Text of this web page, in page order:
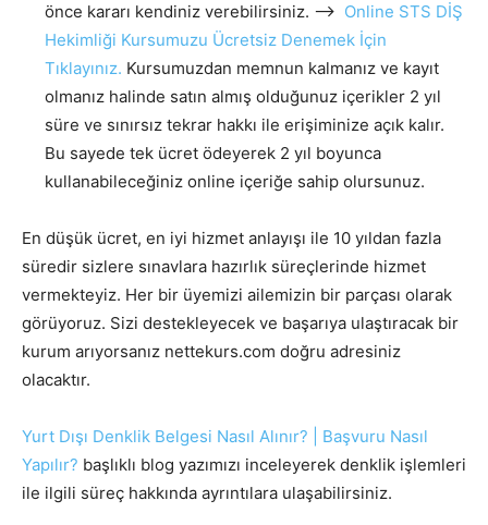
önce kararı kendiniz verebilirsiniz. –> Online STS DİŞ
Hekimliği Kursumuzu Ücretsiz Denemek İçin
Tıklayınız. Kursumuzdan memnun kalmanız ve kayıt
olmanız halinde satın almış olduğunuz içerikler 2 yıl
süre ve sınırsız tekrar hakkı ile erişiminize açık kalır.
Bu sayede tek ücret ödeyerek 2 yıl boyunca
kullanabileceğiniz online içeriğe sahip olursunuz.
En düşük ücret, en iyi hizmet anlayışı ile 10 yıldan fazla
süredir sizlere sınavlara hazırlık süreçlerinde hizmet
vermekteyiz. Her bir üyemizi ailemizin bir parçası olarak
görüyoruz. Sizi destekleyecek ve başarıya ulaştıracak bir
kurum arıyorsanız nettekurs.com doğru adresiniz
olacaktır.
Yurt Dışı Denklik Belgesi Nasıl Alınır? | Başvuru Nasıl
Yapılır? başlıklı blog yazımızı inceleyerek denklik işlemleri
ile ilgili süreç hakkında ayrıntılara ulaşabilirsiniz.